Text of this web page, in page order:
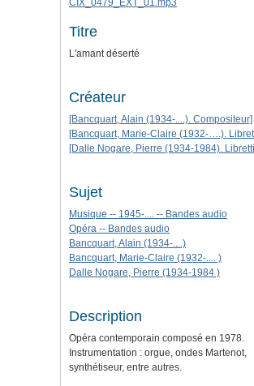
CIX_0479_EXT_01.mp3
Titre
L'amant déserté
Créateur
[Bancquart, Alain (1934-....). Compositeur]
[Bancquart, Marie-Claire (1932-….).
[Dalle Nogare, Pierre (1934-1984).
Sujet
Musique -- 1945-.... -- Bandes audio
Opéra -- Bandes audio
Bancquart, Alain (1934-....)
Bancquart, Marie-Claire (1932-.... )
Dalle Nogare, Pierre (1934-1984 )
Description
Opéra contemporain composé en 1978.
Instrumentation : orgue, ondes Martenot,
synthétiseur, entre autres.